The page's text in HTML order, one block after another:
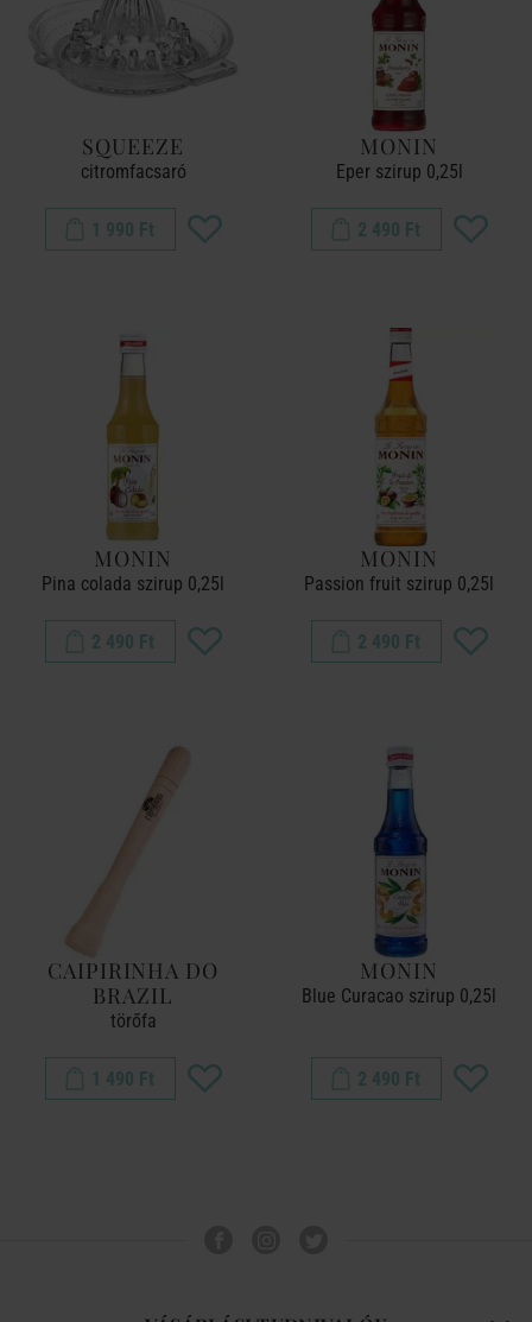
SQUEEZE
citromfacsaró
1 990 Ft
MONIN
Eper szirup 0,25l
2 490 Ft
MONIN
Pina colada szirup 0,25l
2 490 Ft
MONIN
Passion fruit szirup 0,25l
2 490 Ft
CAIPIRINHA DO
BRAZIL
törőfa
1 490 Ft
MONIN
Blue Curacao szirup 0,25l
2 490 Ft